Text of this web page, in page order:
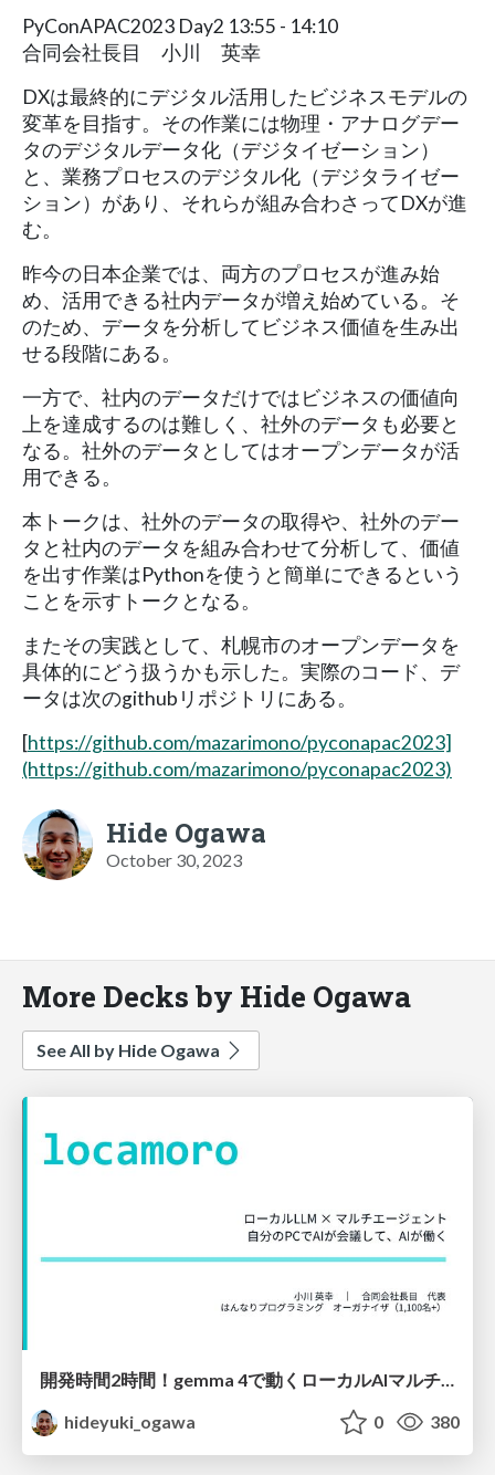
PyConAPAC2023 Day2 13:55 - 14:10
合同会社長目 小川 英幸
DXは最終的にデジタル活用したビジネスモデルの
変革を目指す。その作業には物理・アナログデー
タのデジタルデータ化（デジタイゼーション）
と、業務プロセスのデジタル化（デジタライゼー
ション）があり、それらが組み合わさってDXが進
む。
昨今の日本企業では、両方のプロセスが進み始
め、活用できる社内データが増え始めている。そ
のため、データを分析してビジネス価値を生み出
せる段階にある。
一方で、社内のデータだけではビジネスの価値向
上を達成するのは難しく、社外のデータも必要と
なる。社外のデータとしてはオープンデータが活
用できる。
本トークは、社外のデータの取得や、社外のデー
タと社内のデータを組み合わせて分析して、価値
を出す作業はPythonを使うと簡単にできるという
ことを示すトークとなる。
またその実践として、札幌市のオープンデータを
具体的にどう扱うかも示した。実際のコード、デ
ータは次のgithubリポジトリにある。
[https://github.com/mazarimono/pyconapac2023]
(https://github.com/mazarimono/pyconapac2023)
Hide Ogawa
October 30, 2023
More Decks by Hide Ogawa
See All by Hide Ogawa
開発時間2時間！gemma 4で動くローカルAIマルチエージェント構築（Python標準ライブラリ縛り）
hideyuki_ogawa
0 380